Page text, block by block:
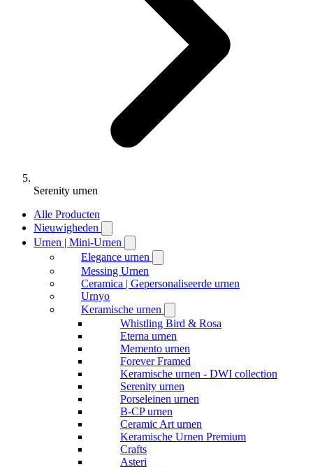
Serenity urnen
Alle Producten
Nieuwigheden
Urnen | Mini-Urnen
Elegance urnen
Messing Urnen
Ceramica | Gepersonaliseerde urnen
Urnyo
Keramische urnen
Whistling Bird & Rosa
Eterna urnen
Memento urnen
Forever Framed
Keramische urnen - DWI collection
Serenity urnen
Porseleinen urnen
B-CP urnen
Ceramic Art urnen
Keramische Urnen Premium
Crafts
Asteri